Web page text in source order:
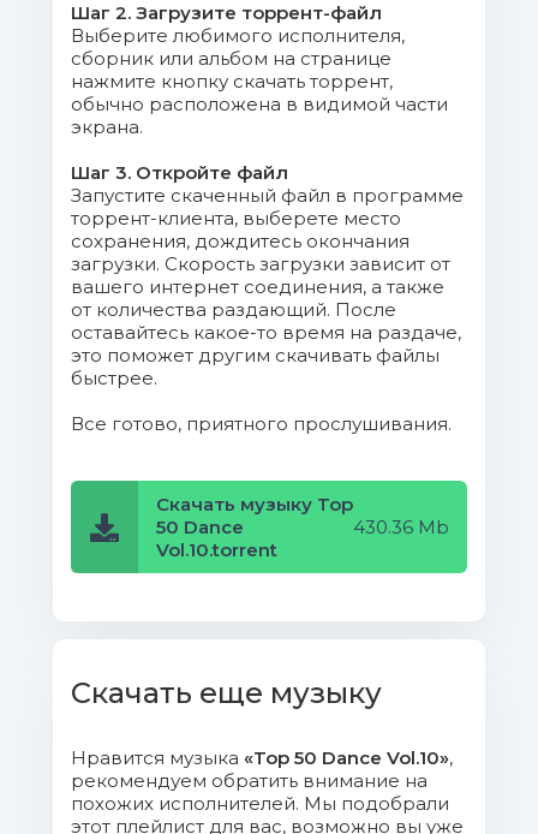
Good.mp3 (6.9 Mb)
08. Sultan + Shepard - American
Dream.mp3 (6.64 Mb)
Groove.mp3 (7.27 Mb)
10. Marga Sol, Darles Flow, Victoria
Loba - All the Love (Original Mix).mp3 (13.63
Mb)
11. Arty - Save Me Tonight.mp3 (6.58
Mb)
12. Max Lyazgin - Dancing from the
13. Hugobeat - Like a Joke.mp3
(11.29 Mb)
(7.17 Mb)
15. Volac, TONYB - Faith in You (AC
16. Junior J, John Gibbons, Therese
- Save A Little Love (feat. John Gibbons &
Шаг 2. Загрузите торрент-файл
Выберите любимого исполнителя,
сборник или альбом на странице
нажмите кнопку скачать торрент,
обычно расположена в видимой части
экрана.
Шаг 3. Откройте файл
Запустите скаченный файл в программе
торрент-клиента, выберете место
сохранения, дождитесь окончания
загрузки. Скорость загрузки зависит от
вашего интернет соединения, а также
от количества раздающий. После
оставайтесь какое-то время на раздаче,
это поможет другим скачивать файлы
быстрее.
Все готово, приятного прослушивания.
Скачать музыку Top
50 Dance
Vol.10.torrent
430.36 Mb
Скачать еще музыку
Нравится музыка «Top 50 Dance Vol.10»,
рекомендуем обратить внимание на
похожих исполнителей. Мы подобрали
этот плейлист для вас, возможно вы уже